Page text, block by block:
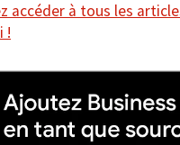
accéder à tous les
!